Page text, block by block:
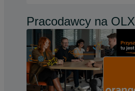
Pracodawcy na OLX